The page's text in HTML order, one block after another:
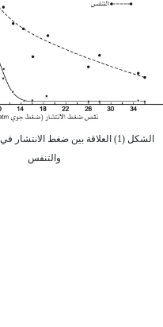
الشكل (1) العلاقة بين ضغط
والتنفس